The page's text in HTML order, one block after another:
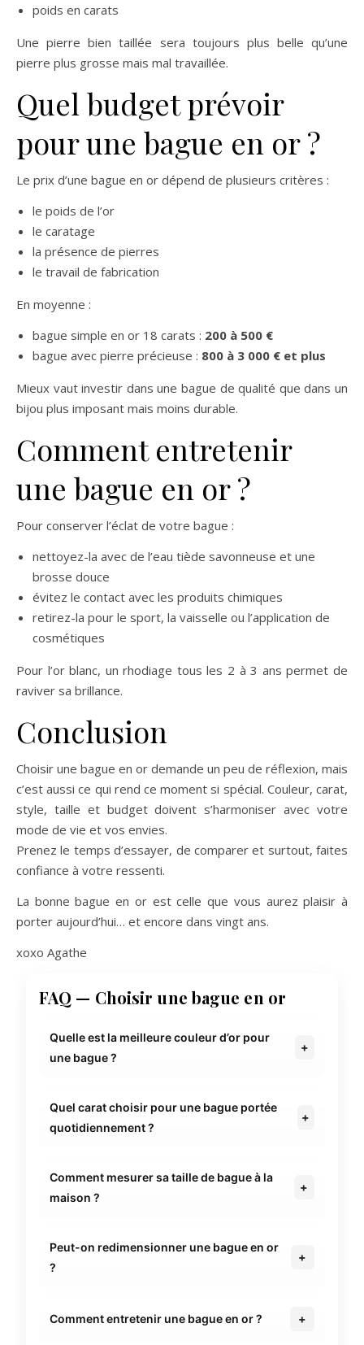
poids en carats
Une pierre bien taillée sera toujours plus belle qu’une
pierre plus grosse mais mal travaillée.
Quel budget prévoir
pour une bague en or ?
Le prix d’une bague en or dépend de plusieurs critères :
le poids de l’or
le caratage
la présence de pierres
le travail de fabrication
En moyenne :
bague simple en or 18 carats : 200 à 500 €
bague avec pierre précieuse : 800 à 3 000 € et plus
Mieux vaut investir dans une bague de qualité que dans un
bijou plus imposant mais moins durable.
Comment entretenir
une bague en or ?
Pour conserver l’éclat de votre bague :
nettoyez-la avec de l’eau tiède savonneuse et une
brosse douce
évitez le contact avec les produits chimiques
retirez-la pour le sport, la vaisselle ou l’application de
cosmétiques
Pour l’or blanc, un rhodiage tous les 2 à 3 ans permet de
raviver sa brillance.
Conclusion
Choisir une bague en or demande un peu de réflexion, mais
c’est aussi ce qui rend ce moment si spécial. Couleur, carat,
style, taille et budget doivent s’harmoniser avec votre
mode de vie et vos envies.
Prenez le temps d’essayer, de comparer et surtout, faites
confiance à votre ressenti.
La bonne bague en or est celle que vous aurez plaisir à
porter aujourd’hui… et encore dans vingt ans.
xoxo Agathe
FAQ — Choisir une bague en or
Quelle est la meilleure couleur d’or pour
une bague ?
Quel carat choisir pour une bague portée
quotidiennement ?
Comment mesurer sa taille de bague à la
maison ?
Peut-on redimensionner une bague en or
?
Comment entretenir une bague en or ?